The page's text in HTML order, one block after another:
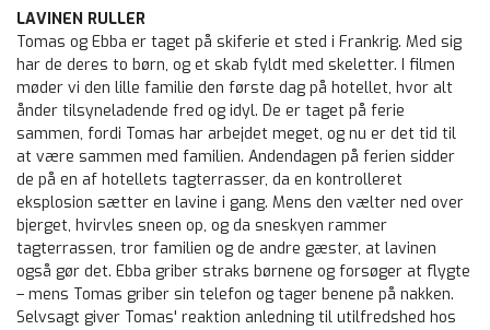
LAVINEN RULLER
Tomas og Ebba er taget på skiferie et sted i Frankrig. Med sig
har de deres to børn, og et skab fyldt med skeletter. I filmen
møder vi den lille familie den første dag på hotellet, hvor alt
ånder tilsyneladende fred og idyl. De er taget på ferie
sammen, fordi Tomas har arbejdet meget, og nu er det tid til
at være sammen med familien. Andendagen på ferien sidder
de på en af hotellets tagterrasser, da en kontrolleret
eksplosion sætter en lavine i gang. Mens den vælter ned over
bjerget, hvirvles sneen op, og da sneskyen rammer
tagterrassen, tror familien og de andre gæster, at lavinen
også gør det. Ebba griber straks børnene og forsøger at flygte
– mens Tomas griber sin telefon og tager benene på nakken.
Selvsagt giver Tomas' reaktion anledning til utilfredshed hos